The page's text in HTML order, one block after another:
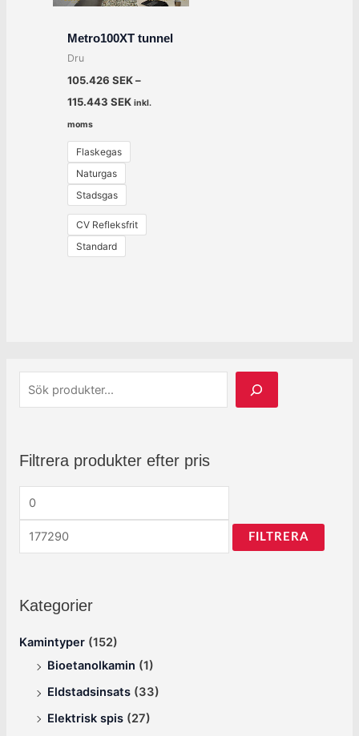
Filtrera produkter efter pris
FILTRERA
Kategorier
Kamintyper (152)
Bioetanolkamin (1)
Eldstadsinsats (33)
Elektrisk spis (27)
Metro100XT tunnel
Dru
105.426 SEK–
115.443 SEK inkl.
moms
Flaskegas
Naturgas
Stadsgas
CV Refleksfrit
Standard